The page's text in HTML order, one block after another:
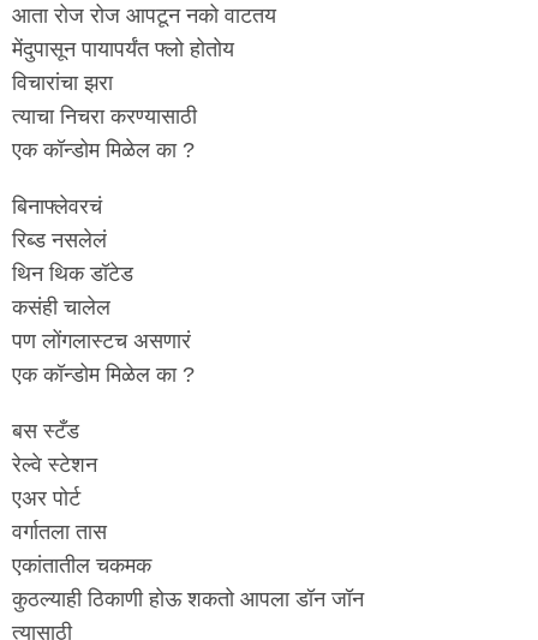
आता रोज रोज आपटून नको वाटतय
मेंदुपासून पायापर्यंत फ्लो होतोय
विचारांचा झरा
त्याचा निचरा करण्यासाठी
एक कॉन्डोम मिळेल का ?
बिनाफ्लेवरचं
रिब्ड नसलेलं
थिन थिक डॉटेड
कसंही चालेल
पण लोंगलास्टच असणारं
एक कॉन्डोम मिळेल का ?
बस स्टँड
रेल्वे स्टेशन
एअर पोर्ट
वर्गातला तास
एकांतातील चकमक
कुठल्याही ठिकाणी होऊ शकतो आपला डॉन जॉन
त्यासाठी